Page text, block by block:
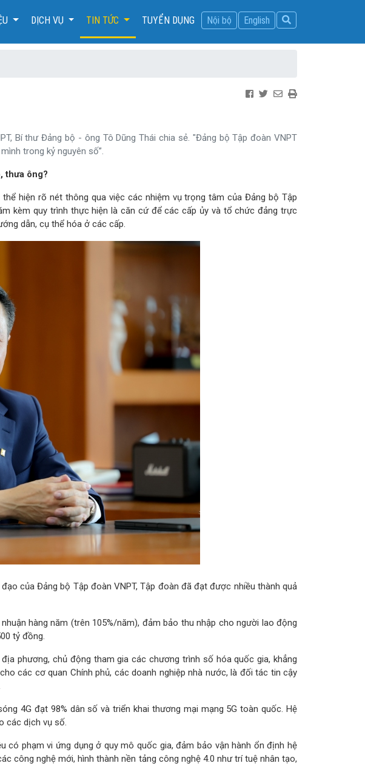
DỊCH VỤ TIN TỨC TUYỂN DỤNG Nội bộ English
Bí thư Đảng bộ - ông Tô Dũng Thái chia sẻ. "Đảng bộ Tập đoàn VNPT
trong kỷ nguyên số”.
thưa ông?
hiện rõ nét thông qua việc các nhiệm vụ trọng tâm của Đảng bộ Tập
kèm quy trình thực hiện là căn cứ để các cấp ủy và tổ chức đảng trực
dẫn, cụ thể hóa ở các cấp.
của Đảng bộ Tập đoàn VNPT, Tập đoàn đã đạt được nhiều thành quả
hàng năm (trên 105%/năm), đảm bảo thu nhập cho người lao động
tỷ đồng.
phương, chủ động tham gia các chương trình số hóa quốc gia, khẳng
các cơ quan Chính phủ, các doanh nghiệp nhà nước, là đối tác tin cậy
4G đạt 98% dân số và triển khai thương mại mạng 5G toàn quốc. Hệ
các dịch vụ số.
có phạm vi ứng dụng ở quy mô quốc gia, đảm bảo vận hành ổn định hệ
công nghệ mới, hình thành nền tảng công nghệ 4.0 như trí tuệ nhân tạo,